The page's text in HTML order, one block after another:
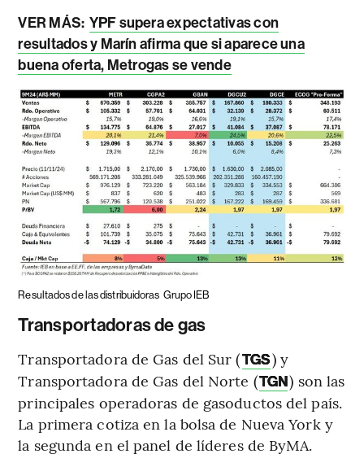
VER MÁS: YPF supera expectativas con
resultados y Marín afirma que si aparece una
buena oferta, Metrogas se vende
Resultados de las distribuidoras Grupo IEB
Transportadoras de gas
Transportadora de Gas del Sur (TGS) y
Transportadora de Gas del Norte (TGN) son las
principales operadoras de gasoductos del país.
La primera cotiza en la bolsa de Nueva York y
la segunda en el panel de líderes de ByMA.